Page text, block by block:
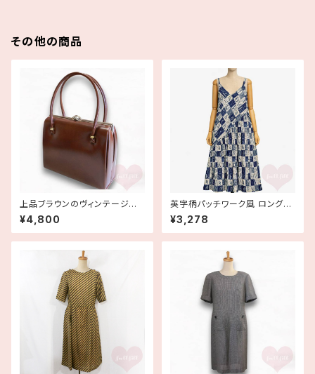
その他の商品
上品ブラウンのヴィンテージレ
ザーハンドバッグ がま口 デッド
ストック 古着
¥4,800
英字柄パッチワーク風 ロングキ
ャミワンピース アルファベット
¥3,278